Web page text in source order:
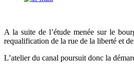
A la suite de l’étude menée sur le
requalification de la rue de la liberté et
L’atelier du canal poursuit donc la